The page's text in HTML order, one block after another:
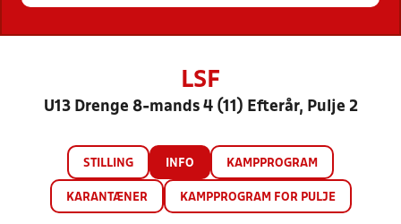
LSF
U13 Drenge 8-mands 4 (11) Efterår, Pulje 2
STILLING INFO KAMPPROGRAM
KARANTÆNER KAMPPROGRAM FOR PULJE